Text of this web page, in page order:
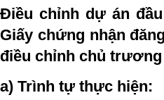
Điều chỉnh dự án
Giấy chứng nhận
điều chỉnh chủ
a) Trình tự thực hiện: